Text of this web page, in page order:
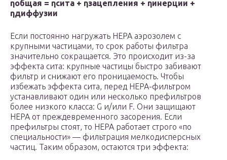
ηобщая = ηсита + ηзацепления + ηинерции +
ηдиффузии
Если постоянно нагружать HEPA аэрозолем с
крупными частицами, то срок работы фильтра
значительно сокращается. Это происходит из-за
эффекта сита: крупные частицы быстро забивают
фильтр и снижают его проницаемость. Чтобы
избежать эффекта сита, перед HEPA-фильтром
устанавливают один или несколько префильтров
более низкого класса: G и/или F. Они защищают
HEPA от преждевременного засорения. Если
префильтры стоят, то HEPA работает строго «по
специальности» — фильтрация мелкодисперсных
частиц. Таким образом, остаются три эффекта: